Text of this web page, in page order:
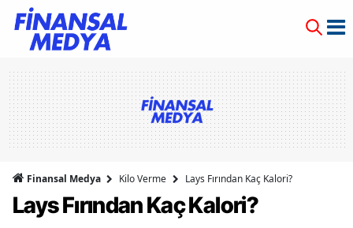
Finansal Medya Kilo Verme Lays Fırından Kaç Kalori?
Lays Fırından Kaç Kalori?